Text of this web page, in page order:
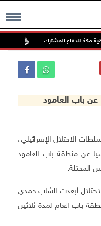
MENU مكة للدفاع المشترك
عن باب العامود
سلطات الاحتلال الإسرائيلي،
عن منطقة باب العامود
المحتلة.
أبعدت الشاب حمدي
باب العام لمدة ثلاثين